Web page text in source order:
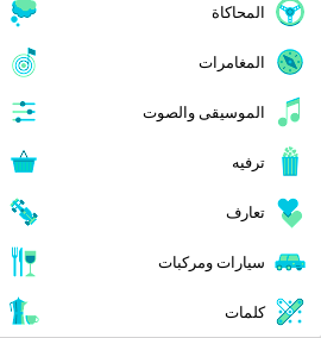
المحاكاة
المغامرات
الموسيقى والصوت
ترفيه
تعارف
سيارات ومركبات
كلمات